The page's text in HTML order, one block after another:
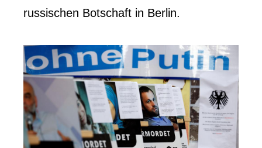
russischen Botschaft in Berlin.